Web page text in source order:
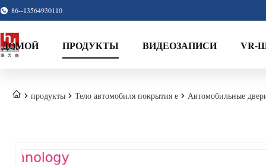
86--13564930110
ДОМОЙ ПРОДУКТЫ ВИДЕОЗАПИСИ VR-
продукты Тело автомобиля покрытия е Автомобильные